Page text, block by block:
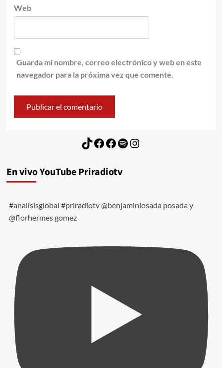
Web
Guarda mi nombre, correo electrónico y web en este
navegador para la próxima vez que comente.
TikTok
Facebook
Facebook
Spotify
Instagram
En vivo YouTube Priradiotv
#analisisglobal #priradiotv @benjaminlosada posada y
@florhermes gomez